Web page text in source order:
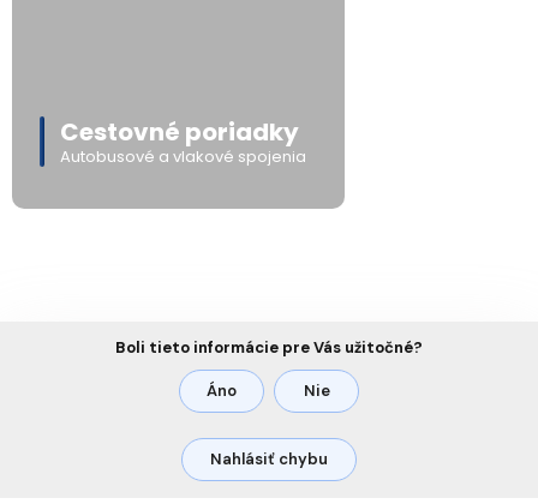
Cestovné poriadky
Autobusové a vlakové spojenia
Boli tieto informácie pre Vás užitočné?
Áno Nie
Nahlásiť chybu